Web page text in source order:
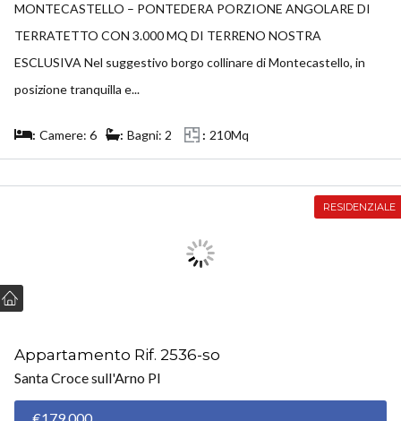
MONTECASTELLO – PONTEDERA PORZIONE ANGOLARE DI
TERRATETTO CON 3.000 MQ DI TERRENO NOSTRA
ESCLUSIVA Nel suggestivo borgo collinare di Montecastello, in
posizione tranquilla e...
Camere: 6 Bagni: 2 210Mq
RESIDENZIALE
Appartamento Rif. 2536-so
Santa Croce sull'Arno PI